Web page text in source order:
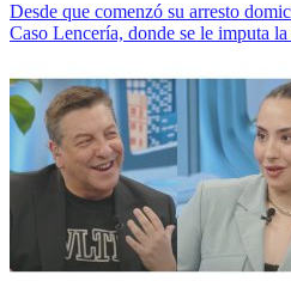
Desde que comenzó su arresto
Caso Lencería, donde se le imputa